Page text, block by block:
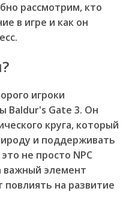
рассмотрим, кто
в игре и как он
игроки
Baldur's Gate 3. Он
круга, который
и поддерживать
не просто NPC
важный элемент
на развитие